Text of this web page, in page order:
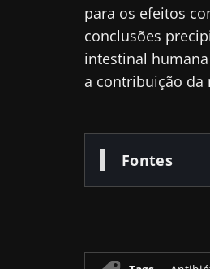
para os efeitos
conclusões
intestinal
a contribuição da
Fontes
O impacto das
microbiotas na
reprodutiva